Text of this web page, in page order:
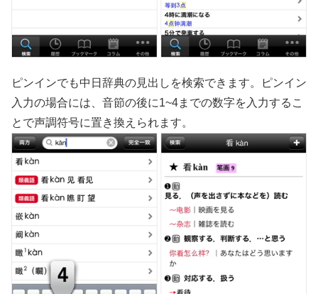
ピンインでも中日辞典の見出しを検索できます。ピンイン
入力の場合には、音節の後に1~4までの数字を入力するこ
とで声調符号に置き換えられます。